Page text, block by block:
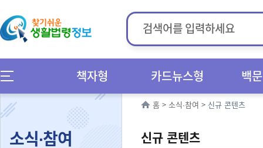
책자형 카드뉴스형 백
소식∙참여
홈 > 소식∙참여 > 신규 콘텐츠
신규 콘텐츠